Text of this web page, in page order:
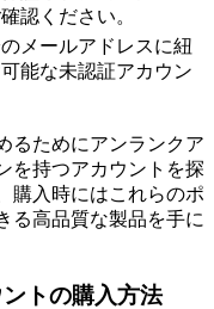
認ください。
メールアドレスに紐
能な未認証アカウン
るためにアンランクア
を持つアカウントを探
購入時にはこれらのポ
る高品質な製品を手に
トの購入方法